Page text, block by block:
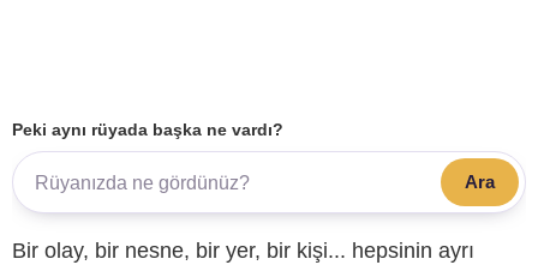
Peki aynı rüyada başka ne vardı?
Ara
Bir olay, bir nesne, bir yer, bir kişi... hepsinin ayrı